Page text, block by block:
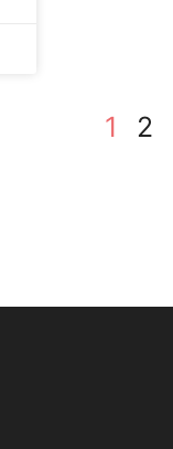
1 2